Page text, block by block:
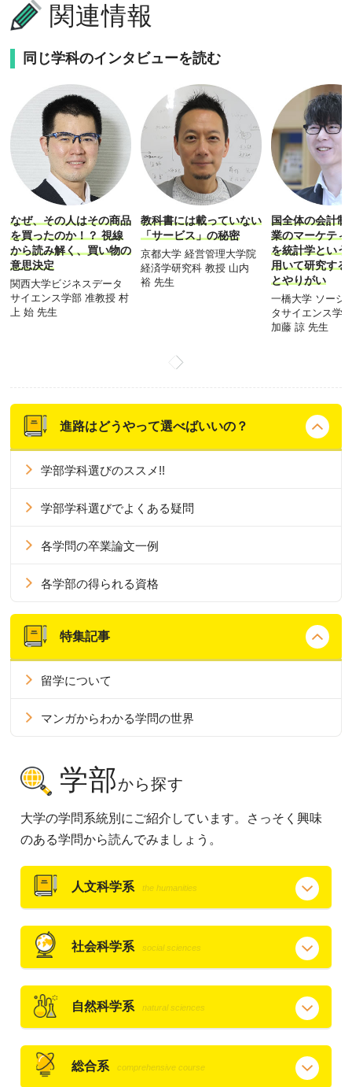
関連情報
同じ学科のインタビューを読む
なぜ、その人はその商品
を買ったのか！？ 視線
から読み解く、買い物の
意思決定
関西大学ビジネスデータ
サイエンス学部 准教授 村
上 始 先生
教科書には載っていない
「サービス」の秘密
京都大学 経営管理大学院
経済学研究科 教授 山内
裕 先生
国全体の会計制
業のマーケティ
を統計学という
用いて研究する
とやりがい
一橋大学 ソーシ
タサイエンス学
加藤 諒 先生
進路はどうやって選べばいいの？
学部学科選びのススメ!!
学部学科選びでよくある疑問
各学問の卒業論文一例
各学部の得られる資格
特集記事
留学について
マンガからわかる学問の世界
学部から探す
大学の学問系統別にご紹介しています。さっそく興味
のある学問から読んでみましょう。
人文科学系 the humanities
社会科学系 social sciences
自然科学系 natural sciences
総合系 comprehensive course